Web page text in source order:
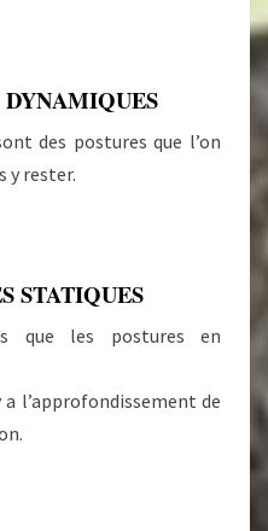
DYNAMIQUES
des postures que l’on
y rester.
STATIQUES
que les postures en
l’approfondissement de